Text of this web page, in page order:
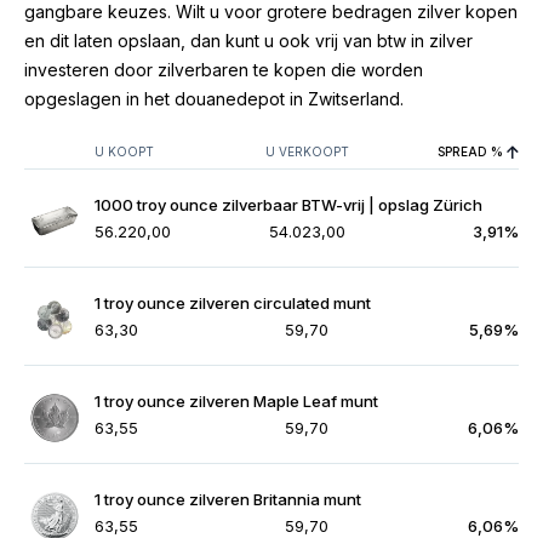
gangbare keuzes. Wilt u voor grotere bedragen zilver kopen
en dit laten opslaan, dan kunt u ook vrij van btw in zilver
investeren door zilverbaren te kopen die worden
opgeslagen in het douanedepot in Zwitserland.
U KOOPT U VERKOOPT SPREAD %
1000 troy ounce zilverbaar BTW-vrij | opslag Zürich
56.220,00
54.023,00 3,91%
1 troy ounce zilveren circulated munt
63,30
59,70 5,69%
1 troy ounce zilveren Maple Leaf munt
63,55
59,70 6,06%
1 troy ounce zilveren Britannia munt
63,55
59,70 6,06%